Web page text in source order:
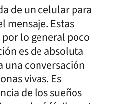
de un celular para
mensaje. Estas
lo general poco
es de absoluta
una conversación
vivas. Es
de los sueños